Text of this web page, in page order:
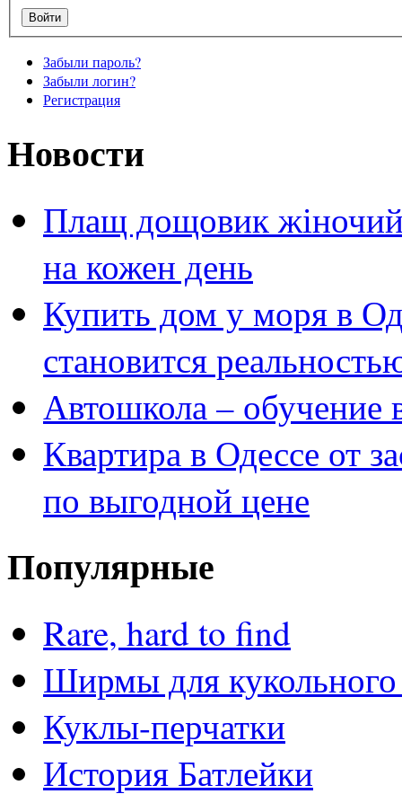
Забыли пароль?
Забыли логин?
Регистрация
Новости
Плащ дощовик
на кожен день
Купить дом у моря в
становится
Автошкола – обучение
Квартира в Одессе от
по выгодной цене
Популярные
Rare, hard to find
Ширмы для кукольного
Куклы-перчатки
История Батлейки